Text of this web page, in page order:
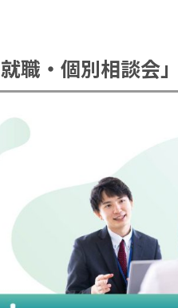
・個別相談会」